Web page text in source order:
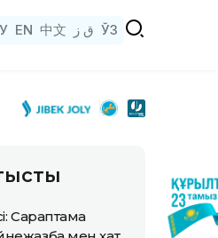
EN 中文 ق ز ЎЗ
Сараптама